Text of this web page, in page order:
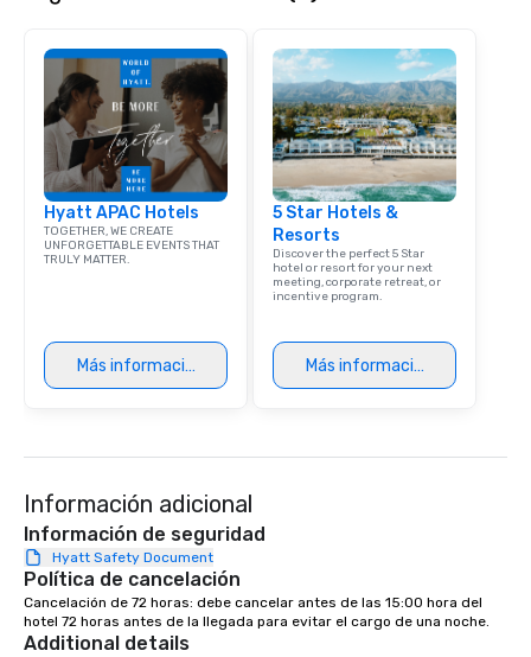
Hyatt APAC Hotels
TOGETHER, WE CREATE
UNFORGETTABLE EVENTS THAT
TRULY MATTER.
Más información
5 Star Hotels &
Resorts
Discover the perfect 5 Star
hotel or resort for your next
meeting, corporate retreat, or
incentive program.
Más información
Información adicional
Información de seguridad
Hyatt Safety Document
Política de cancelación
Cancelación de 72 horas: debe cancelar antes de las 15:00 hora del
hotel 72 horas antes de la llegada para evitar el cargo de una noche.
Additional details